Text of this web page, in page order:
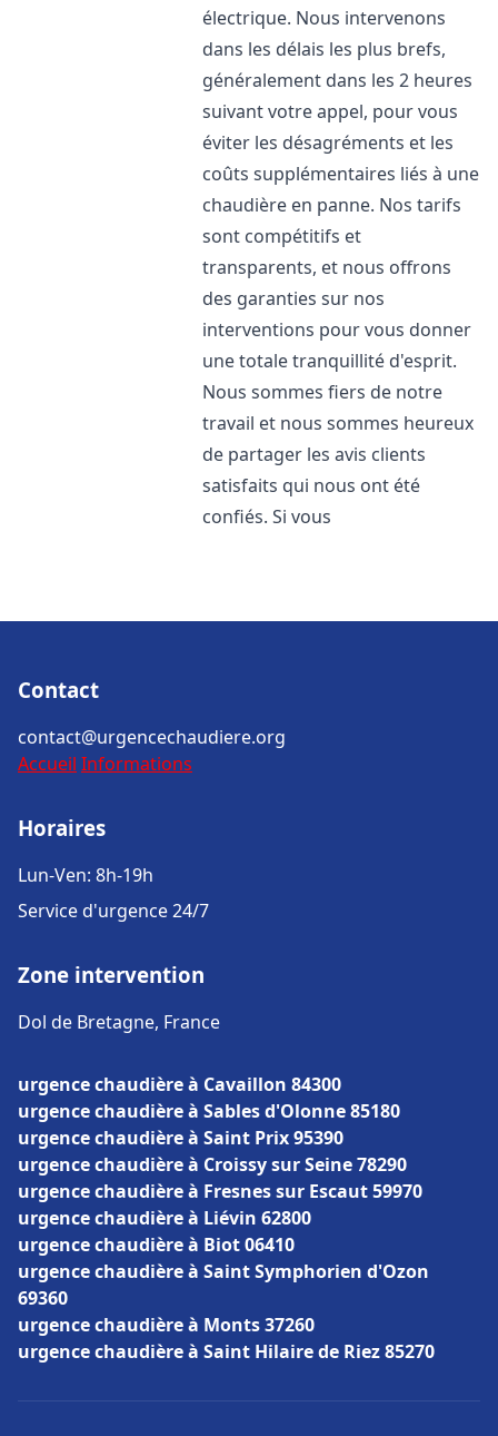
électrique. Nous intervenons
dans les délais les plus brefs,
généralement dans les 2 heures
suivant votre appel, pour vous
éviter les désagréments et les
coûts supplémentaires liés à une
chaudière en panne. Nos tarifs
sont compétitifs et
transparents, et nous offrons
des garanties sur nos
interventions pour vous donner
une totale tranquillité d'esprit.
Nous sommes fiers de notre
travail et nous sommes heureux
de partager les avis clients
satisfaits qui nous ont été
confiés. Si vous
Contact
contact@urgencechaudiere.org
Accueil Informations
Horaires
Lun-Ven: 8h-19h
Service d'urgence 24/7
Zone intervention
Dol de Bretagne, France
urgence chaudière à Cavaillon 84300
urgence chaudière à Sables d'Olonne 85180
urgence chaudière à Saint Prix 95390
urgence chaudière à Croissy sur Seine 78290
urgence chaudière à Fresnes sur Escaut 59970
urgence chaudière à Liévin 62800
urgence chaudière à Biot 06410
urgence chaudière à Saint Symphorien d'Ozon
69360
urgence chaudière à Monts 37260
urgence chaudière à Saint Hilaire de Riez 85270